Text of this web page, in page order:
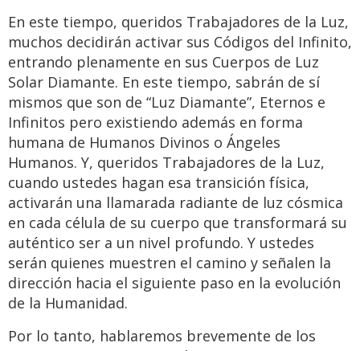
En este tiempo, queridos Trabajadores de la Luz,
muchos decidirán activar sus Códigos del Infinito,
entrando plenamente en sus Cuerpos de Luz
Solar Diamante. En este tiempo, sabrán de sí
mismos que son de “Luz Diamante”, Eternos e
Infinitos pero existiendo además en forma
humana de Humanos Divinos o Ángeles
Humanos. Y, queridos Trabajadores de la Luz,
cuando ustedes hagan esa transición física,
activarán una llamarada radiante de luz cósmica
en cada célula de su cuerpo que transformará su
auténtico ser a un nivel profundo. Y ustedes
serán quienes muestren el camino y señalen la
dirección hacia el siguiente paso en la evolución
de la Humanidad.
Por lo tanto, hablaremos brevemente de los